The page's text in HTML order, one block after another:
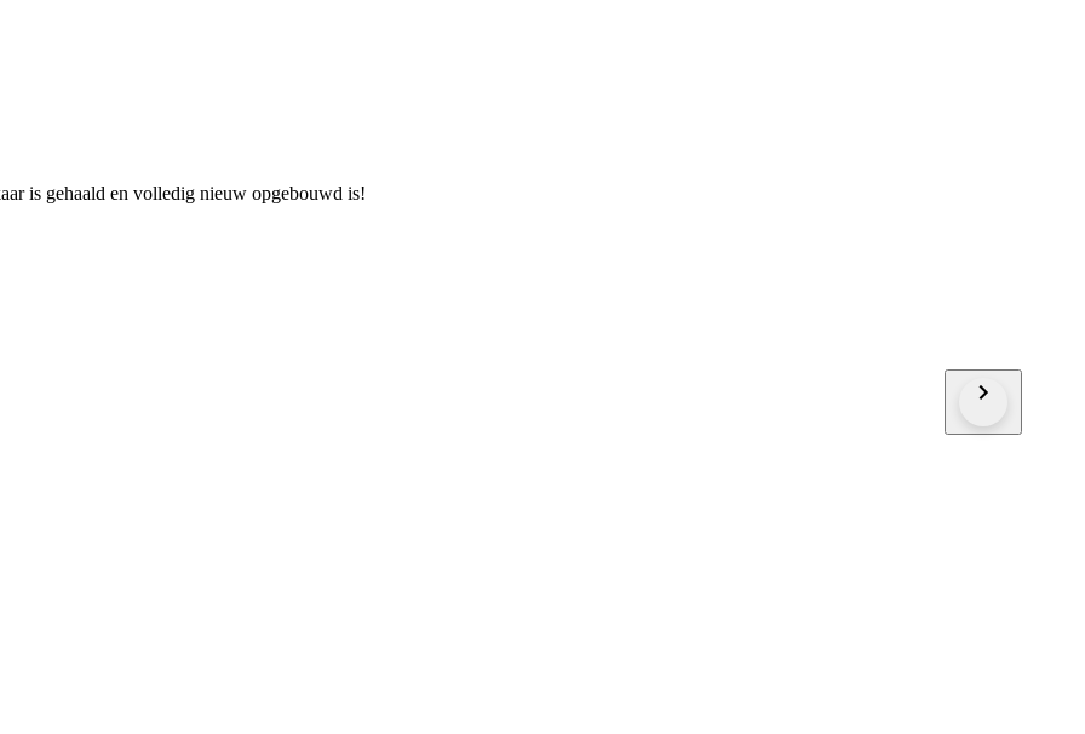
is gehaald en volledig nieuw opgebouwd is!